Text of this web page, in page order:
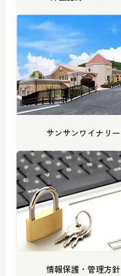
サンサンワイナリー
情報保護・管理方針